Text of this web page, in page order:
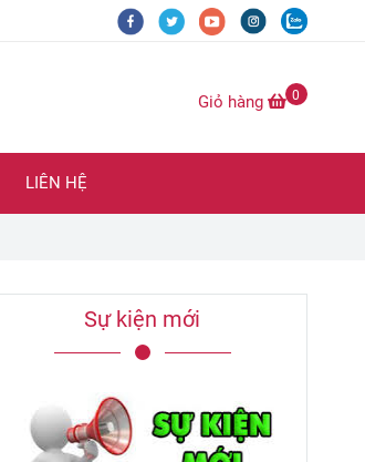
Giỏ hàng 0
LIÊN HỆ
Sự kiện mới